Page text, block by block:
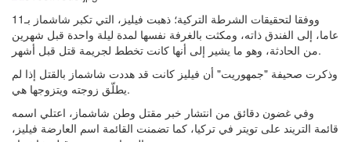
ووفقا لتحقيقات الشرطة التركية؛ ذهبت فيليز، التي تكبر شاشماز بـ11
عاما، إلى الفندق ذاته، ومكثت بالغرفة نفسها لمدة ليلة واحدة قبل شهرين
من الحادثة، وهو ما يشير إلى أنها كانت تخطط لجريمة قتل قبل أشهر.
وذكرت صحيفة "جمهوريت" أن فيليز كانت قد هددت شاشماز بالقتل إذا لم
يطلّق زوجته ويتزوجها هي.
وفي غضون دقائق من انتشار خبر مقتل وطن شاشماز، اعتلي اسمه
قائمة التريند على تويتر في تركيا، كما تضمنت القائمة اسم العارضة فيليز،